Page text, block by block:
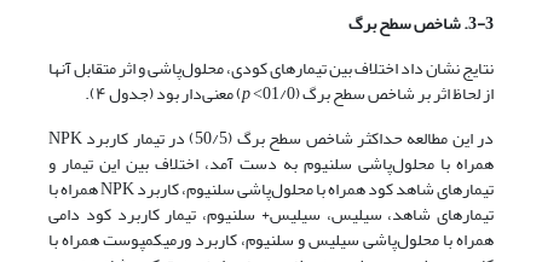
3-3. شاخص سطح برگ
نتایج نشان داد اختلاف بین تیمارهای کودی، محلول‌پاشی و اثر متقابل آنها
از لحاظ اثر بر شاخص سطح برگ (01/0˂ p) معنی‌دار بود (جدول ۴).
در این مطالعه حداکثر شاخص سطح برگ (50/5) در تیمار کاربرد NPK
همراه با محلول‌پاشی سلنیوم به دست آمد، اختلاف بین این تیمار و
تیمارهای شاهد کود همراه با محلول‌پاشی سلنیوم، کاربرد NPK همراه با
تیمارهای شاهد، سیلیس، سیلیس+ سلنیوم، تیمار کاربرد کود دامی
همراه با محلول‌پاشی سیلیس و سلنیوم، کاربرد ورمی­کمپوست همراه با